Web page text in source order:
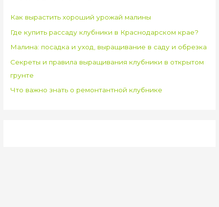
Как вырастить хороший урожай малины
Где купить рассаду клубники в Краснодарском крае?
Малина: посадка и уход, выращивание в саду и обрезка
Секреты и правила выращивания клубники в открытом
грунте
Что важно знать о ремонтантной клубнике